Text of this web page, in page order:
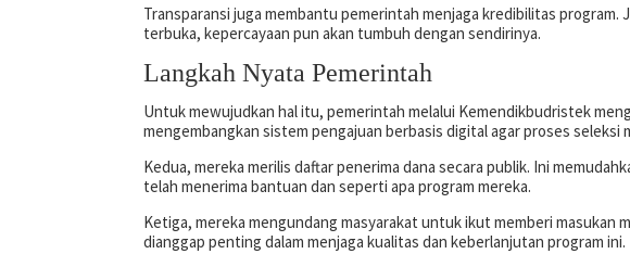
Transparansi juga membantu pemerintah menjaga kredibilitas program.
terbuka, kepercayaan pun akan tumbuh dengan sendirinya.
Langkah Nyata Pemerintah
Untuk mewujudkan hal itu, pemerintah melalui Kemendikbudristek
mengembangkan sistem pengajuan berbasis digital agar proses seleksi
Kedua, mereka merilis daftar penerima dana secara publik. Ini
telah menerima bantuan dan seperti apa program mereka.
Ketiga, mereka mengundang masyarakat untuk ikut memberi masukan
dianggap penting dalam menjaga kualitas dan keberlanjutan program ini.